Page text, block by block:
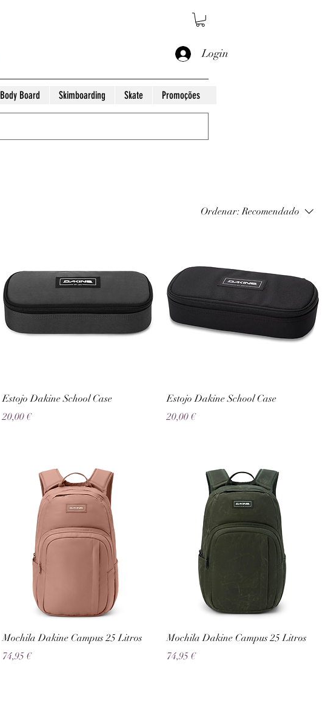
Login
Body Board Skimboarding Skate Promoções
Ordenar: Recomendado
Estojo Dakine School Case
Preço
20,00 €
Estojo Dakine School Case
Preço
20,00 €
Mochila Dakine Campus 25 Litros
Preço
74,95 €
Mochila Dakine Campus 25 Litros
Preço
74,95 €